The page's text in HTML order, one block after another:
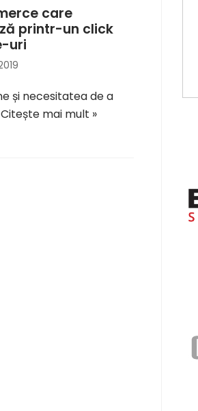
care
printr-un click
uri
și necesitatea de a
Citește mai mult »